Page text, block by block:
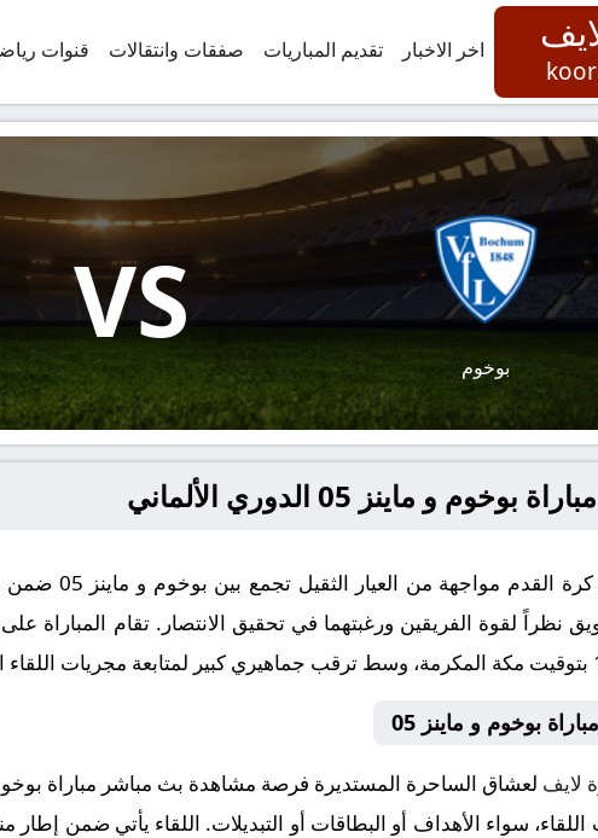
اخر الاخبار تقديم المباريات صفقات وانتقالات قنوات
بوخوم
VS
و ماينز 05 الدوري الألماني
يترقب عشاق
بوخوم و ماينز 05
لايف
سواء الأهداف أو البطاقات أو التبديلات. اللقاء يأتي ضمن إطار